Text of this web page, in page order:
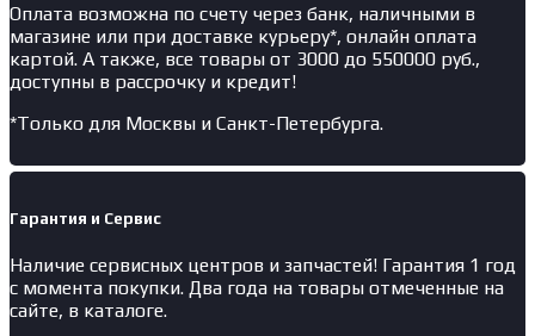
Оплата возможна по счету через банк, наличными в
магазине или при доставке курьеру*, онлайн оплата
картой. А также, все товары от 3000 до 550000 руб.,
доступны в рассрочку и кредит!
*Только для Москвы и Санкт-Петербурга.
Гарантия и Сервис
Наличие сервисных центров и запчастей! Гарантия 1 год
с момента покупки. Два года на товары отмеченные на
сайте, в каталоге.